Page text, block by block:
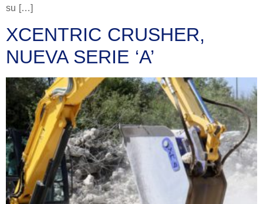
su […]
XCENTRIC CRUSHER,
NUEVA SERIE ‘A’